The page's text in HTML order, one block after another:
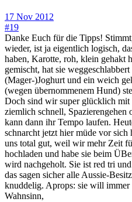
17 Nov 2012
#19
Danke Euch für die Tipps!
wieder, ist ja eigentlich logisch,
haben, Karotte, roh, klein gehakt
gemischt, hat sie
(Mager-)Joghurt und ein weich
(wegen übernommenem Hund)
Doch sind wir super glücklich mit
ziemlich schnell, Spazierengehen
kann dann ihr Tempo laufen.
schnarcht jetzt hier müde vor
uns total gut, weil wir mehr Zeit
hochladen und habe sie beim
wird nachgeholt. Sie ist red tri
das sagen sicher alle Aussie-
knuddelig. Aprops: sie will
Wahnsinn,